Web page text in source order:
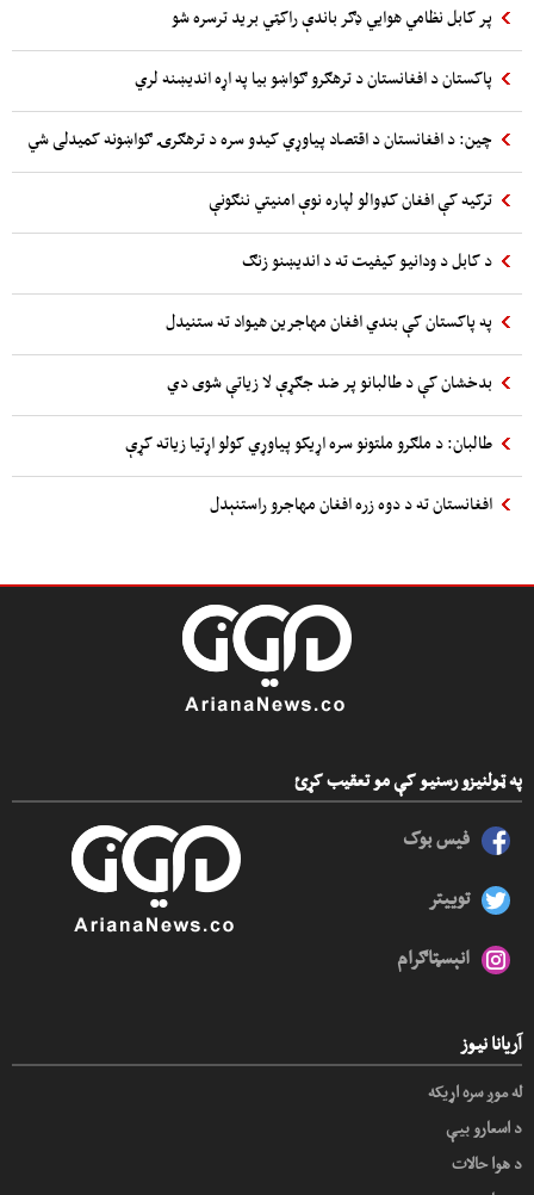
پر کابل نظامي هوایي ډګر باندې راکټي برید ترسره شو
پاکستان د افغانستان د ترهګرو ګواښو بیا په اړه اندیښنه لري
چین: د افغانستان د اقتصاد پیاوړي کیدو سره د ترهګرۍ ګواښونه کمیدلی شي
ترکیه کې افغان کډوالو لپاره نوې امنیتي ننګونې
د کابل د ودانیو کیفیت ته د اندیښنو زنګ
په پاکستان کې بندي افغان مهاجرین هیواد ته ستنیدل
بدخشان کې د طالبانو پر ضد جګړې لا زیاتې شوی دي
طالبان: د ملګرو ملتونو سره اړیکو پیاوړي کولو اړتیا زیاته کړې
افغانستان ته د دوه زره افغان مهاجرو راستنېدل
په ټولنیزو رسنیو کې مو تعقیب کړئ
فیس بوک
توییتر
انېسټاګرام
آریانا نیوز
له موږ سره اړیکه
د اسعارو بیې
د هوا حالات